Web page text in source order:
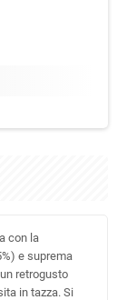
con la
e suprema
retrogusto
in tazza. Si